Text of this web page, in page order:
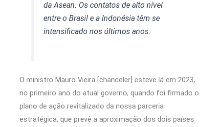
da Asean. Os contatos de alto nível
entre o Brasil e a Indonésia têm se
intensificado nos últimos anos.
O ministro Mauro Vieira [chanceler] esteve lá em 2023,
no primeiro ano do atual governo, quando foi firmado o
plano de ação revitalizado da nossa parceria
estratégica, que prevê a aproximação dos dois países